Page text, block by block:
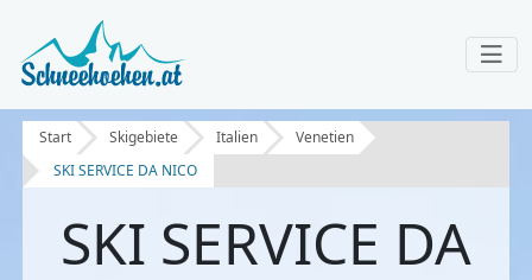
Start Skigebiete Italien
Venetien
SKI SERVICE DA NICO
SKI SERVICE DA